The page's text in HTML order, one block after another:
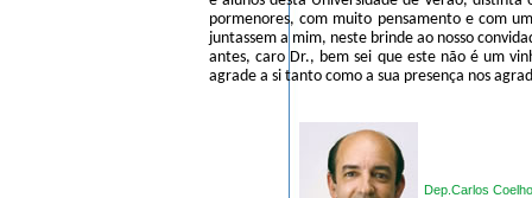
pormenores, com muito pensamento e com
juntassem a mim, neste brinde ao nosso
antes, caro Dr., bem sei que este não é um
agrade a si tanto como a sua presença nos
Dep.Carlos Coelho